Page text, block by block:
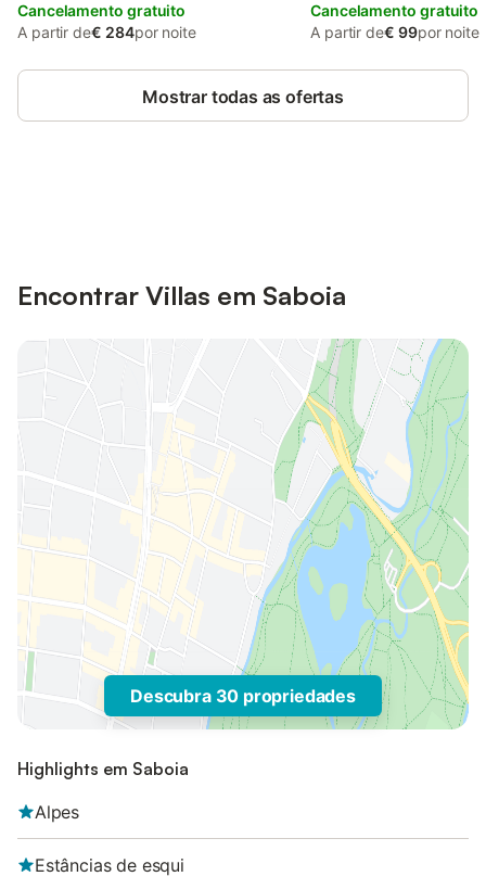
Cancelamento gratuito
A partir de€ 284por noite
Cancelamento gratuito
A partir de€ 99por noite
Mostrar todas as ofertas
Encontrar Villas em Saboia
Descubra 30 propriedades
Highlights em Saboia
Alpes
Estâncias de esqui